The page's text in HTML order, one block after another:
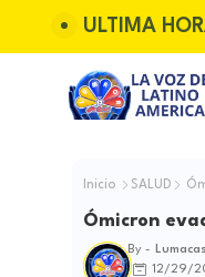
ULTIMA
Inicio SALUD
Ómicron
By -
12/29/